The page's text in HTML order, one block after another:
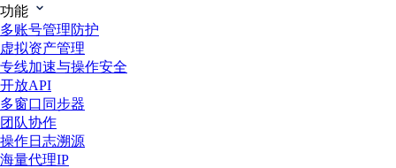
功能
多账号管理防护
虚拟资产管理
专线加速与操作安全
开放API
多窗口同步器
团队协作
操作日志溯源
海量代理IP